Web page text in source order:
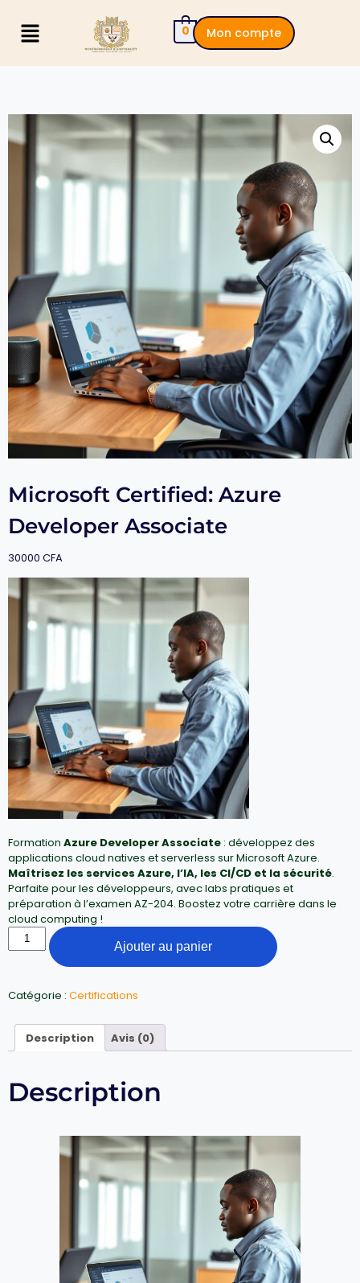
0 Mon compte
Microsoft Certified: Azure
Developer Associate
30000 CFA
Formation Azure Developer Associate : développez des
applications cloud natives et serverless sur Microsoft Azure.
Maîtrisez les services Azure, l’IA, les CI/CD et la sécurité.
Parfaite pour les développeurs, avec labs pratiques et
préparation à l’examen AZ-204. Boostez votre carrière dans le
cloud computing !
Ajouter au panier
Catégorie : Certifications
Description Avis (0)
Description